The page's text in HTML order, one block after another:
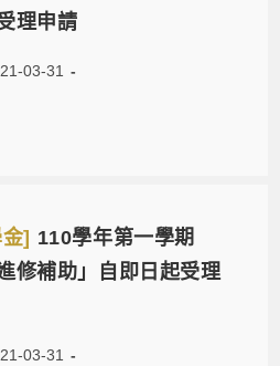
理申請
03-31
] 110學年第一學期
修補助」自即日起受理
03-31